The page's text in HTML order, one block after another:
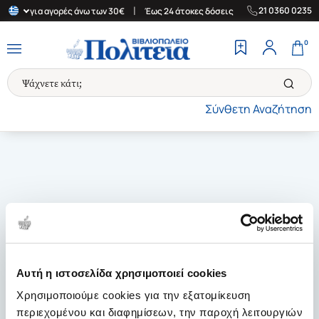
Αυτή η ιστοσελίδα χρησιμοποιεί cookies
Χρησιμοποιούμε cookies για την εξατομίκευση
περιεχομένου και διαφημίσεων, την παροχή λειτουργιών
για αγορές άνω των 30€ Έως 24 άτοκες δόσεις | Δωρεάν
21 0360 0235
Σύνθετη Αναζήτηση
0